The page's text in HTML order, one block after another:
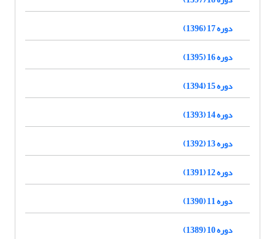
دوره 17 (1396)
دوره 16 (1395)
دوره 15 (1394)
دوره 14 (1393)
دوره 13 (1392)
دوره 12 (1391)
دوره 11 (1390)
دوره 10 (1389)